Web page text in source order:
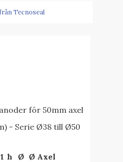
Tecnoseal
för 50mm axel
- Serie Ø38 till Ø50
h Ø Ø Axel